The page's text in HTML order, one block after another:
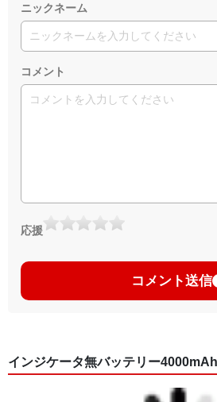
ニックネーム
コメント
応援
コメント送信
インジケータ無バッテリー